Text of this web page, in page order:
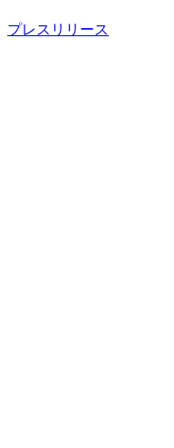
プレスリリース